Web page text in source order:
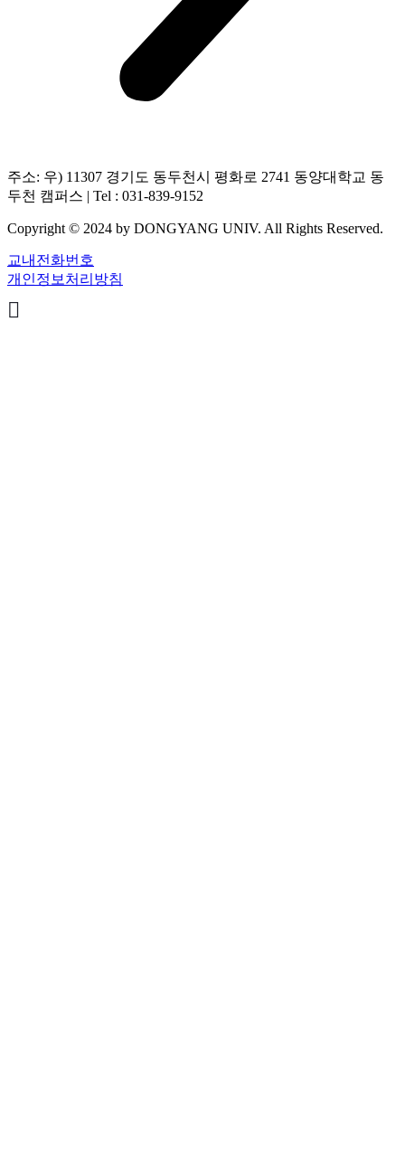
주소: 우) 11307 경기도 동두천시 평화로 2741 동양대학교 동
두천 캠퍼스 | Tel : 031-839-9152
Copyright © 2024 by DONGYANG UNIV. All Rights Reserved.
교내전화번호
개인정보처리방침